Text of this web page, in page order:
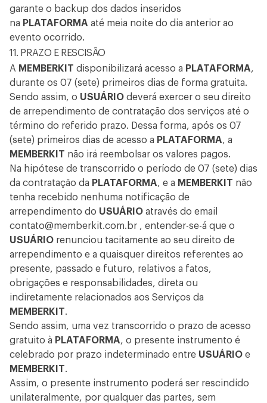
garante o backup dos dados inseridos
na PLATAFORMA até meia noite do dia anterior ao
evento ocorrido.
11. PRAZO E RESCISÃO
A MEMBERKIT disponibilizará acesso a PLATAFORMA,
durante os 07 (sete) primeiros dias de forma gratuita.
Sendo assim, o USUÁRIO deverá exercer o seu direito
de arrependimento de contratação dos serviços até o
término do referido prazo. Dessa forma, após os 07
(sete) primeiros dias de acesso a PLATAFORMA, a
MEMBERKIT não irá reembolsar os valores pagos.
Na hipótese de transcorrido o período de 07 (sete) dias
da contratação da PLATAFORMA, e a MEMBERKIT não
tenha recebido nenhuma notificação de
arrependimento do USUÁRIO através do email
contato@memberkit.com.br , entender-se-á que o
USUÁRIO renunciou tacitamente ao seu direito de
arrependimento e a quaisquer direitos referentes ao
presente, passado e futuro, relativos a fatos,
obrigações e responsabilidades, direta ou
indiretamente relacionados aos Serviços da
MEMBERKIT.
Sendo assim, uma vez transcorrido o prazo de acesso
gratuito à PLATAFORMA, o presente instrumento é
celebrado por prazo indeterminado entre USUÁRIO e
MEMBERKIT.
Assim, o presente instrumento poderá ser rescindido
unilateralmente, por qualquer das partes, sem